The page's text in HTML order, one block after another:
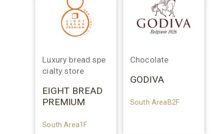
Luxury bread spe
cialty store
EIGHT BREAD
PREMIUM
South Area1F
Chocolate
GODIVA
South AreaB2F